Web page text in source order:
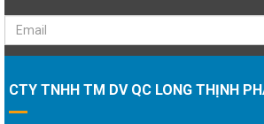
CTY TNHH TM DV QC LONG THỊNH